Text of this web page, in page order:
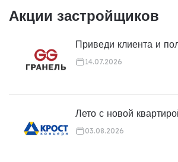
Акции застройщиков
Приведи клиента и
14.07.2026
Лето с новой
03.08.2026